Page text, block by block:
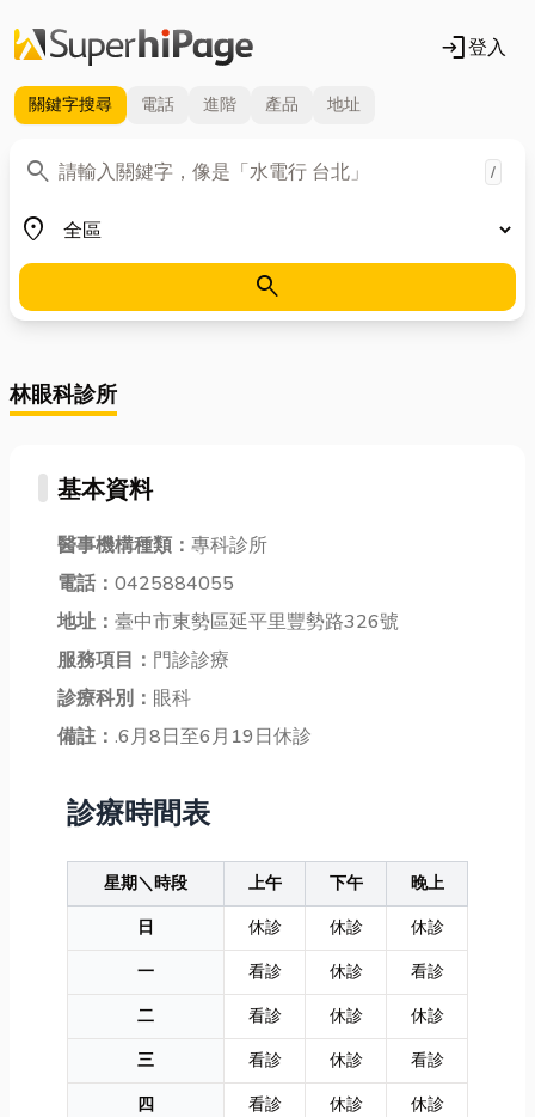
login登入
關鍵字搜尋 電話 進階 產品 地址
search
關鍵字 /
place
地區
search
林眼科診所
基本資料
醫事機構種類： 專科診所
電話： 0425884055
地址： 臺中市東勢區延平里豐勢路326號
服務項目： 門診診療
診療科別： 眼科
備註： .6月8日至6月19日休診
診療時間表
星期＼時段 上午 下午
晚上
日
休診 休診
休診
一
看診 休診
看診
二
看診 休診
休診
三
看診 休診
看診
四
看診 休診
休診